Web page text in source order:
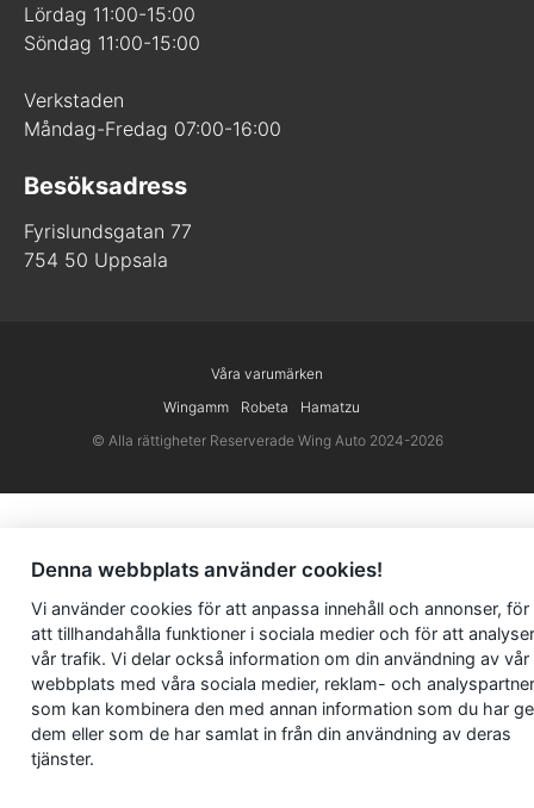
Lördag 11:00-15:00
Söndag 11:00-15:00
Verkstaden
Måndag-Fredag 07:00-16:00
Besöksadress
Fyrislundsgatan 77
754 50 Uppsala
Våra varumärken
Wingamm
Robeta
Hamatzu
© Alla rättigheter Reserverade Wing Auto 2024-2026
Denna webbplats använder cookies!
Vi använder cookies för att anpassa innehåll och annonser, för
att tillhandahålla funktioner i sociala medier och för att
vår trafik. Vi delar också information om din användning av vår
webbplats med våra sociala medier, reklam- och
som kan kombinera den med annan information som du har
dem eller som de har samlat in från din användning av deras
tjänster.